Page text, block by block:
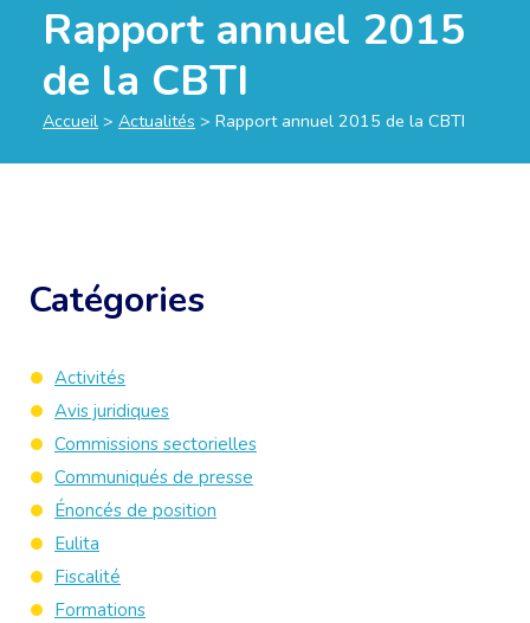
Rapport annuel 2015
de la CBTI
Accueil > Actualités > Rapport annuel 2015 de la CBTI
Catégories
Activités
Avis juridiques
Commissions sectorielles
Communiqués de presse
Énoncés de position
Eulita
Fiscalité
Formations